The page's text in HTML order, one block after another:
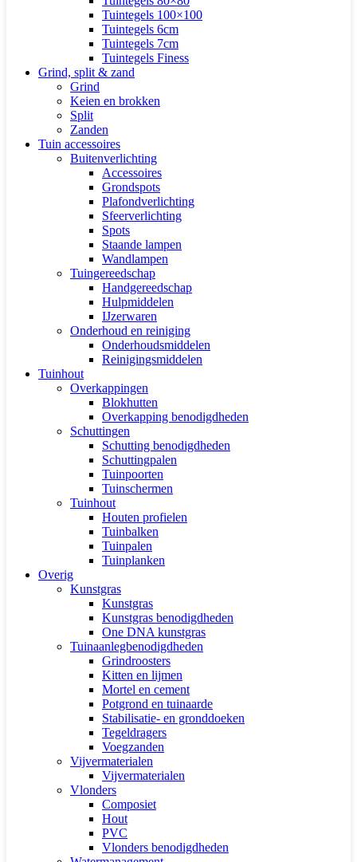
Tuintegels 100×100
Tuintegels 6cm
Tuintegels 7cm
Tuintegels Finess
Grind, split & zand
Grind
Keien en brokken
Split
Zanden
Tuin accessoires
Buitenverlichting
Accessoires
Grondspots
Plafondverlichting
Sfeerverlichting
Spots
Staande lampen
Wandlampen
Tuingereedschap
Handgereedschap
Hulpmiddelen
IJzerwaren
Onderhoud en reiniging
Onderhoudsmiddelen
Reinigingsmiddelen
Tuinhout
Overkappingen
Blokhutten
Overkapping benodigdheden
Schuttingen
Schutting benodigdheden
Schuttingpalen
Tuinpoorten
Tuinschermen
Tuinhout
Houten profielen
Tuinbalken
Tuinpalen
Tuinplanken
Overig
Kunstgras
Kunstgras
Kunstgras benodigdheden
One DNA kunstgras
Tuinaanlegbenodigdheden
Grindroosters
Kitten en lijmen
Mortel en cement
Potgrond en tuinaarde
Stabilisatie- en gronddoeken
Tegeldragers
Voegzanden
Vijvermaterialen
Vijvermaterialen
Vlonders
Composiet
Hout
PVC
Vlonders benodigdheden